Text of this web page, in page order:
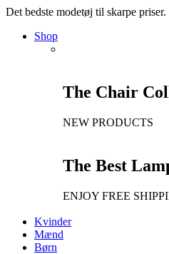
Det bedste modetøj til skarpe priser.
Shop
The Chair
NEW PRODUCTS
The Best
ENJOY FREE
Kvinder
Mænd
Børn